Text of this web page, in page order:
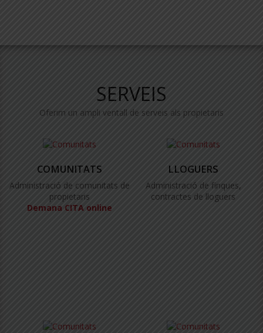
SERVEIS
Oferim un ampli ventall de serveis als propietaris
COMUNITATS
Administració de comunitats de
propietaris
Demana CITA online
LLOGUERS
Administració de finques,
contractes de lloguers